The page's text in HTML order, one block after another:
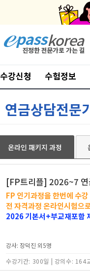
수강신청 수험정보
연금상담전문
온라인 패키지 과정
[FP트리플] 2026~7
FP 인기과정을 한번에 수
전 자격과정 온라인시험으
2026 기본서+부교재포함
강사: 장덕진 외5명
수강기간: 300일 | 강의수: 164